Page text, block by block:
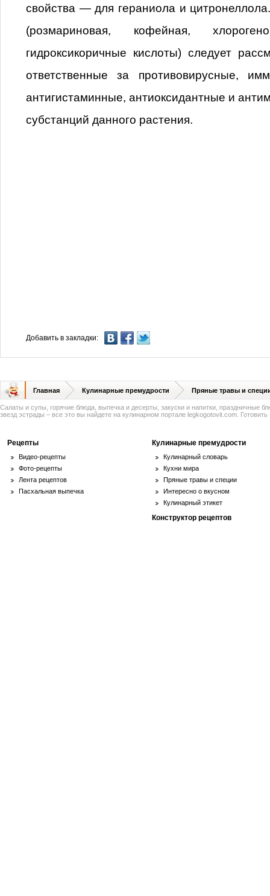
свойства — для гераниола и
(розмариновая, кофейная,
гидроксикоричные кислоты) следует
ответственные за противовирусные,
антигистаминные, антиоксидантные и
субстанций данного растения.
Добавить в закладки:
Главная Кулинарные премудрости Пряные травы и
Салаты и супы, горячие блюда, выпечка и десерты, закуски и напитки, праздничные
звезд эстрады – все это вы найдете на кулинарном портале legkogotovit.com. Готовить
Рецепты
Видео-рецепты
Фото-рецепты
Лента рецептов
Пасхальная выпечка
Кулинарные премудрости
Кулинарный словарь
Кухни мира
Пряные травы и специи
Интересно о вкусном
Кулинарный этикет
Конструктор рецептов